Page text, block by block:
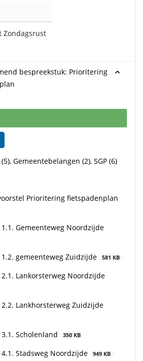
Zondagsrust
bespreekstuk: Prioritering
(5), Gemeentebelangen (2), SGP (6)
Prioritering fietspadenplan
Gemeenteweg Noordzijde
gemeenteweg Zuidzijde 581 KB
2.1. Lankorsterweg Noordzijde
2.2. Lankhorsterweg Zuidzijde
Scholenland 350 KB
Stadsweg Noordzijde 949 KB